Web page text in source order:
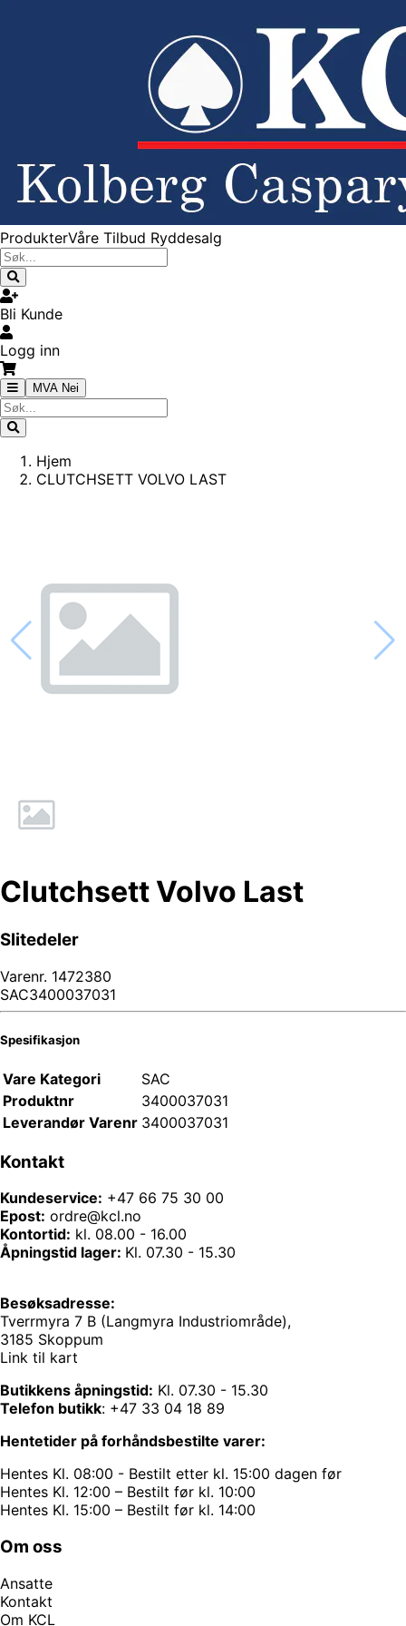
ProdukterVåre Tilbud Ryddesalg
Bli Kunde
Logg inn
MVA Nei
Hjem
CLUTCHSETT VOLVO LAST
Clutchsett Volvo Last
Slitedeler
Varenr. 1472380
SAC3400037031
Spesifikasjon
Vare Kategori
SAC
Produktnr
3400037031
Leverandør Varenr 3400037031
Kontakt
Kundeservice: +47 66 75 30 00
Epost: ordre@kcl.no
Kontortid: kl. 08.00 - 16.00
Åpningstid lager: Kl. 07.30 - 15.30
Besøksadresse:
Tverrmyra 7 B (Langmyra Industriområde),
3185 Skoppum
Link til kart
Butikkens åpningstid: Kl. 07.30 - 15.30
Telefon butikk: +47 33 04 18 89
Hentetider på forhåndsbestilte varer:
Hentes Kl. 08:00 - Bestilt etter kl. 15:00 dagen før
Hentes Kl. 12:00 – Bestilt før kl. 10:00
Hentes Kl. 15:00 – Bestilt før kl. 14:00
Om oss
Ansatte
Kontakt
Om KCL